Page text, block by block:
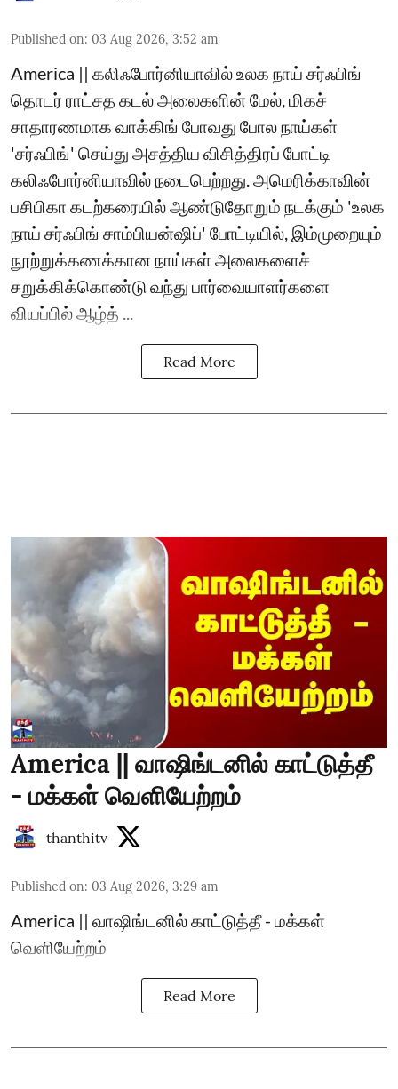
Published on: 03 Aug 2026, 3:52 am
America || கலிஃபோர்னியாவில் உலக நாய் சர்ஃபிங்
தொடர் ராட்சத கடல் அலைகளின் மேல், மிகச்
சாதாரணமாக வாக்கிங் போவது போல நாய்கள்
'சர்ஃபிங்' செய்து அசத்திய விசித்திரப் போட்டி
கலிஃபோர்னியாவில் நடைபெற்றது. ​அமெரிக்காவின்
பசிபிகா கடற்கரையில் ஆண்டுதோறும் நடக்கும் 'உலக
நாய் சர்ஃபிங் சாம்பியன்ஷிப்' போட்டியில், இம்முறையும்
நூற்றுக்கணக்கான நாய்கள் அலைகளைச்
சறுக்கிக்கொண்டு வந்து பார்வையாளர்களை
வியப்பில் ஆழ்த் ...
Read More
America || வாஷிங்டனில் காட்டுத்தீ
- மக்கள் வெளியேற்றம்
thanthitv
Published on: 03 Aug 2026, 3:29 am
America || வாஷிங்டனில் காட்டுத்தீ - மக்கள்
வெளியேற்றம்
Read More